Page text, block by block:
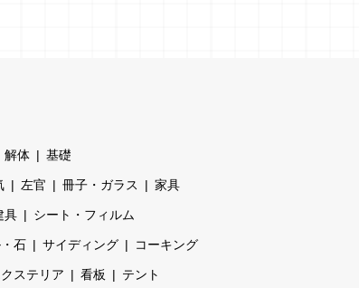
解体 基礎
左官 冊子・ガラス 家具
具 シート・フィルム
石 サイディング コーキング
ステリア 看板 テント